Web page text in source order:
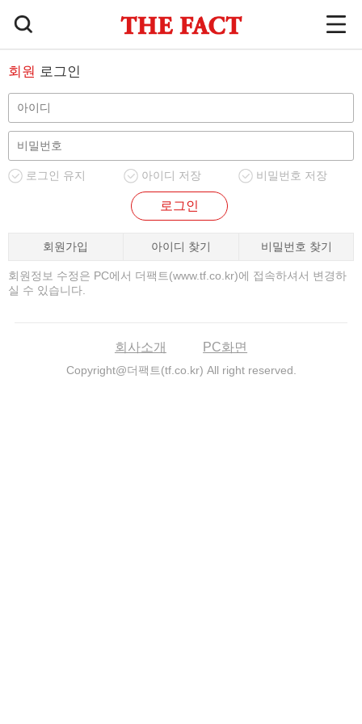
회원 로그인
로그인 유지 아이디 저장 비밀번호 저장
로그인
회원가입 아이디 찾기 비밀번호 찾기
회원정보 수정은 PC에서 더팩트(www.tf.co.kr)에 접속하셔서 변경하
실 수 있습니다.
회사소개 PC화면
Copyright@더팩트(tf.co.kr) All right reserved.